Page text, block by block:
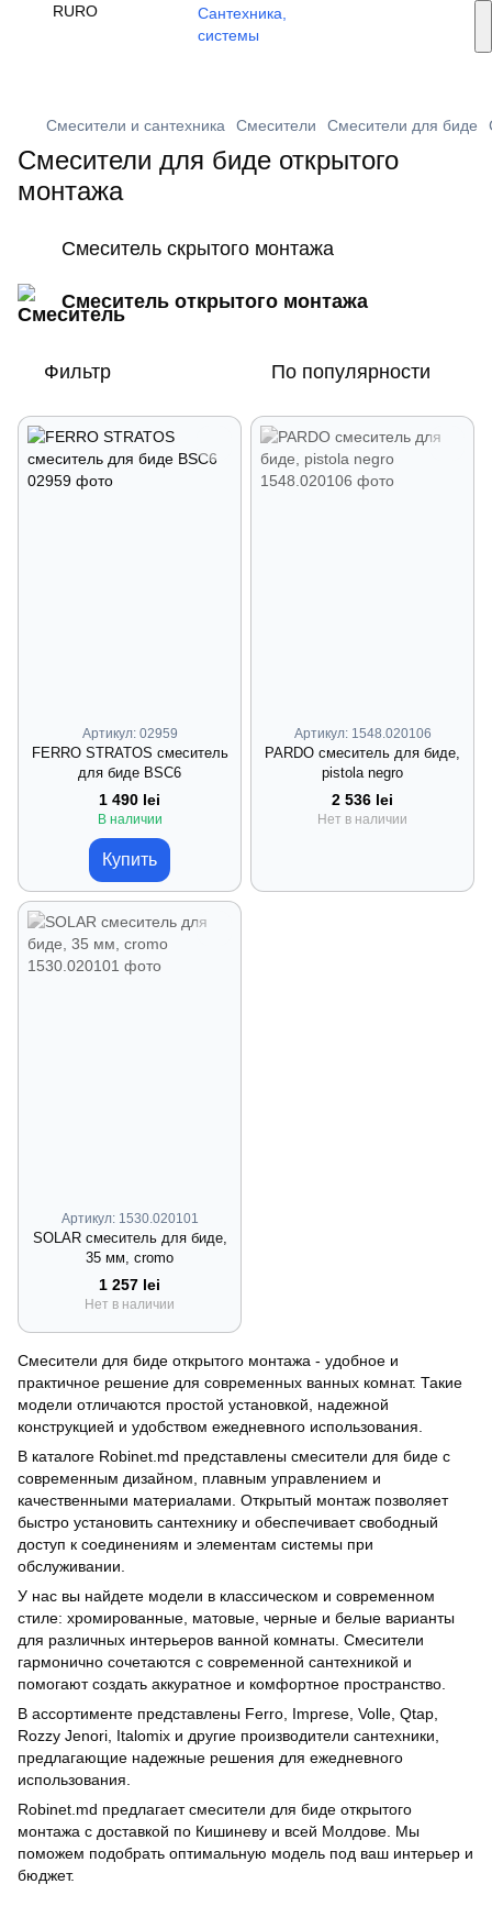
Услуги монтажа
🔥 Акции и скидки
RURO
Смесители и сантехника Смесители Смесители для биде
Смесители для биде открытого
монтажа
Смеситель скрытого монтажа
Смеситель открытого монтажа
Фильтр По популярности
Артикул: 02959
FERRO STRATOS смеситель
для биде BSC6
1 490 lei
В наличии
Купить
Артикул: 1548.020106
PARDO смеситель для биде,
pistola negro
2 536 lei
Нет в наличии
Артикул: 1530.020101
SOLAR смеситель для биде,
35 мм, cromo
1 257 lei
Нет в наличии
Смесители для биде открытого монтажа - удобное и
практичное решение для современных ванных комнат. Такие
модели отличаются простой установкой, надежной
конструкцией и удобством ежедневного использования.
В каталоге Robinet.md представлены смесители для биде с
современным дизайном, плавным управлением и
качественными материалами. Открытый монтаж позволяет
быстро установить сантехнику и обеспечивает свободный
доступ к соединениям и элементам системы при
обслуживании.
У нас вы найдете модели в классическом и современном
стиле: хромированные, матовые, черные и белые варианты
для различных интерьеров ванной комнаты. Смесители
гармонично сочетаются с современной сантехникой и
помогают создать аккуратное и комфортное пространство.
В ассортименте представлены Ferro, Imprese, Volle, Qtap,
Rozzy Jenori, Italomix и другие производители сантехники,
предлагающие надежные решения для ежедневного
использования.
Robinet.md предлагает смесители для биде открытого
монтажа с доставкой по Кишиневу и всей Молдове. Мы
поможем подобрать оптимальную модель под ваш интерьер и
бюджет.